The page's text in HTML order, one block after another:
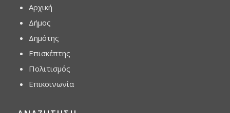
Αρχική
Δήμος
Δημότης
Επισκέπτης
Πολιτισμός
Επικοινωνία